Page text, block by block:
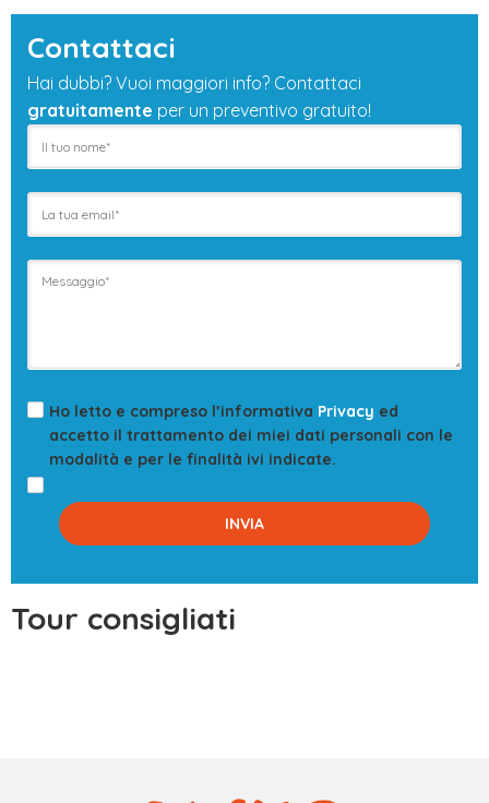
Contattaci
Hai dubbi? Vuoi maggiori info? Contattaci
gratuitamente per un preventivo gratuito!
Ho letto e compreso l’informativa Privacy ed
accetto il trattamento dei miei dati personali con le
modalità e per le finalità ivi indicate.
Tour consigliati